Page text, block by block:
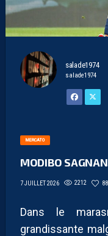
salade1974
salade1974
MERCATO
MODIBO
7 JUILLET 2026 2212 88
Dans le
grandissante